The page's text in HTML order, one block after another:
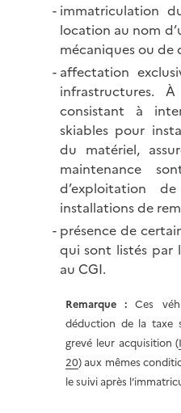
immatriculation
location au nom
mécaniques ou de
affectation
infrastructures.
consistant à
skiables pour
du matériel,
maintenance
d’exploitation
installations de
présence de
qui sont listés par
au CGI.
Remarque : Ces
déduction de la taxe
grevé leur acquisition (
20) aux mêmes
le suivi après